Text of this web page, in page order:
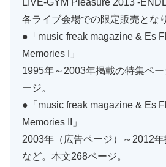
LIVE-GYM Pleasure 2013 -
各ライブ会場での限定販売とな
●「music freak magazine & Es
Memories I」
1995年～2003年掲載の特集ペ
ージ。
●「music freak magazine & Es
Memories II」
2003年（広告ページ）～2012
など。本文268ページ。